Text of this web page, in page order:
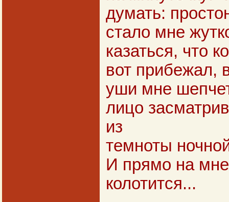
думать:
стало мне
казаться, что
вот прибежал,
уши мне
лицо
из
темноты
И прямо на
колотится...